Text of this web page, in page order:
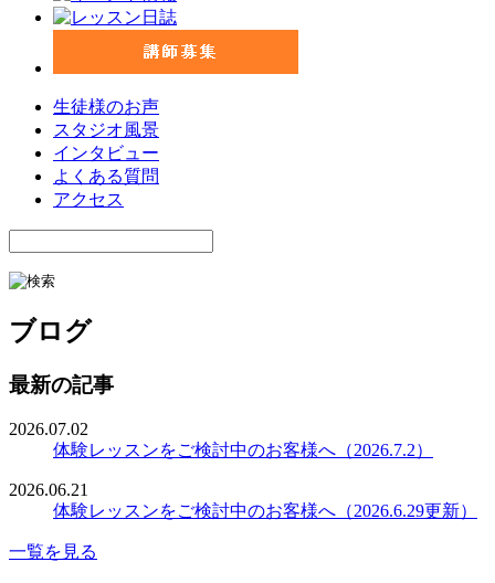
生徒様のお声
スタジオ風景
インタビュー
よくある質問
アクセス
ブログ
最新の記事
2026.07.02
体験レッスンをご検討中のお客様へ（2026.7.2）
2026.06.21
体験レッスンをご検討中のお客様へ（2026.6.29更新）
一覧を見る